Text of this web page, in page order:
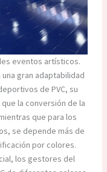
eventos artísticos.
gran adaptabilidad
de PVC, su
la conversión de la
que para los
se depende más de
por colores.
los gestores del